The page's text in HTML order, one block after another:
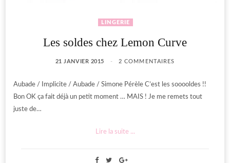
LINGERIE
Les soldes chez Lemon Curve
21 JANVIER 2015 2 COMMENTAIRES
Aubade / Implicite / Aubade / Simone Pérèle C’est les sooooldes !!
Bon OK ça fait déjà un petit moment … MAIS ! Je me remets tout
juste de…
Lire la suite ...